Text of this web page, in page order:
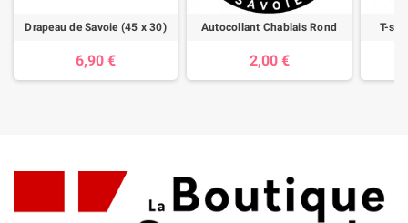
Drapeau de Savoie (45 x 30)
6,90 €
Autocollant Chablais Rond
2,00 €
T-